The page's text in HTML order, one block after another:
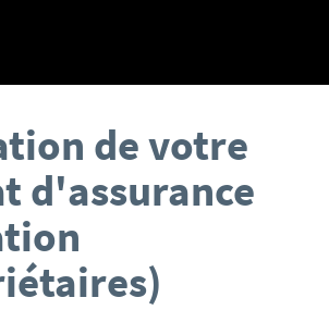
de votre
d'assurance